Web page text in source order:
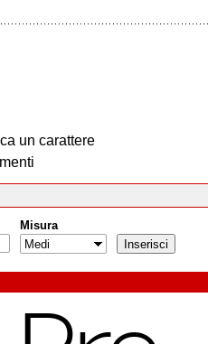
un carattere
Misura